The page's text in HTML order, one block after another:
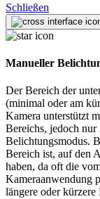
Schließen
Manueller
Der Bereich der
(minimal oder am
Kamera unterstützt
Bereichs, jedoch
Belichtungsmodus.
Bereich ist, auf den
haben, da oft die
Kameraanwendung
längere oder